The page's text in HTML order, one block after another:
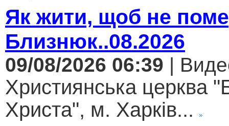
Як жити, щоб не
Близнюк..08.2026
09/08/2026 06:39 |
Християнська церква
Христа", м. Харків...